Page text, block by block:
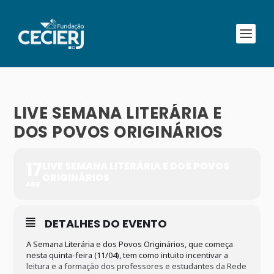
LIVE SEMANA LITERÁRIA E
DOS POVOS ORIGINÁRIOS
DETALHES DO EVENTO
A Semana Literária e dos Povos Originários, que começa
nesta quinta-feira (11/04), tem como intuito incentivar a
leitura e a formação dos professores e estudantes da Rede